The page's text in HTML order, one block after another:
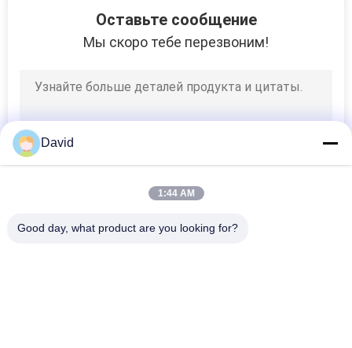
Материал трением
тормоза
тормозные
колодки
Оставьте сообщение
Мы скоро тебе перезвоним!
David
1:44 AM
Good day, what product are you looking for?